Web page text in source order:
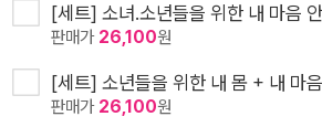
[세트] 소녀.소년들을 위한 내 마음
판매가 26,100원
[세트] 소년들을 위한 내 몸 + 내 마
판매가 26,100원